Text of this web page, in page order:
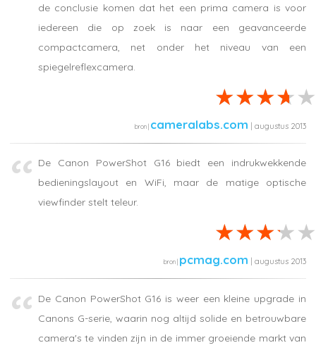
de conclusie komen dat het een prima camera is voor
iedereen die op zoek is naar een geavanceerde
compactcamera, net onder het niveau van een
spiegelreflexcamera.
cameralabs.com | augustus 2013
De Canon PowerShot G16 biedt een indrukwekkende
bedieningslayout en WiFi, maar de matige optische
viewfinder stelt teleur.
pcmag.com | augustus 2013
De Canon PowerShot G16 is weer een kleine upgrade in
Canons G-serie, waarin nog altijd solide en betrouwbare
camera's te vinden zijn in de immer groeiende markt van